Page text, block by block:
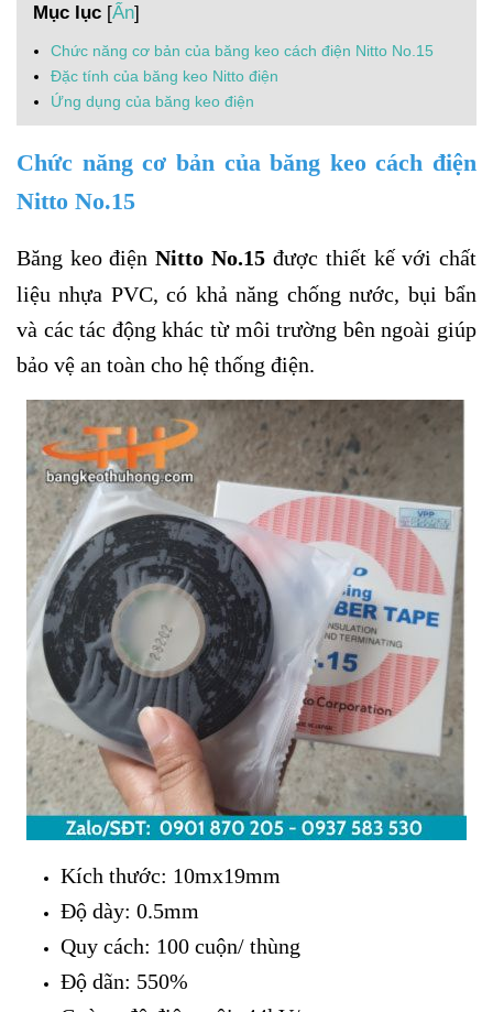
Mục lục [Ẩn]
Chức năng cơ bản của băng keo cách điện Nitto No.15
Đặc tính của băng keo Nitto điện
Ứng dụng của băng keo điện
Chức năng cơ bản của băng keo cách điện
Nitto No.15
Băng keo điện Nitto No.15 được thiết kế với chất
liệu nhựa PVC, có khả năng chống nước, bụi bẩn
và các tác động khác từ môi trường bên ngoài giúp
bảo vệ an toàn cho hệ thống điện.
Kích thước: 10mx19mm
Độ dày: 0.5mm
Quy cách: 100 cuộn/ thùng
Độ dãn: 550%